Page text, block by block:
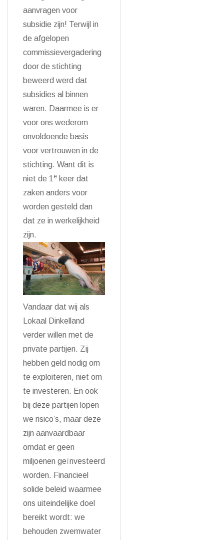
aanvragen voor
subsidie zijn! Terwijl in
de afgelopen
commissievergadering
door de stichting
beweerd werd dat
subsidies al binnen
waren. Daarmee is er
voor ons wederom
onvoldoende basis
voor vertrouwen in de
stichting. Want dit is
niet de 1 e keer dat
zaken anders voor
worden gesteld dan
dat ze in werkelijkheid
zijn.
Vandaar dat wij als
Lokaal Dinkelland
verder willen met de
private partijen. Zij
hebben geld nodig om
te exploiteren, niet om
te investeren. En ook
bij deze partijen lopen
we risico’s, maar deze
zijn aanvaardbaar
omdat er geen
miljoenen geïnvesteerd
worden. Financieel
solide beleid waarmee
ons uiteindelijke doel
bereikt wordt: we
behouden zwemwater